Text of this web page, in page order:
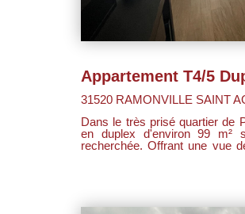
Appartement T4/5
31520 RAMONVILLE SAINT
Dans le très prisé quartier de
en duplex d'environ 99 m²
recherchée. Offrant une vue dégagée sur le port, ce bien lumineux séduit par ses
vue. Vous y trouverez